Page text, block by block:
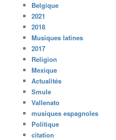
Belgique
2021
2018
Musiques latines
2017
Religion
Mexique
Actualités
Smule
Vallenato
musiques espagnoles
Politique
citation